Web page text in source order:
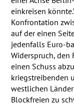
einkreisen
Konfrontation
auf der einen
jedenfalls Euro-
Widerspruch, den
einen Schuss
kriegstreibenden
westlichen
Blockfreien zu